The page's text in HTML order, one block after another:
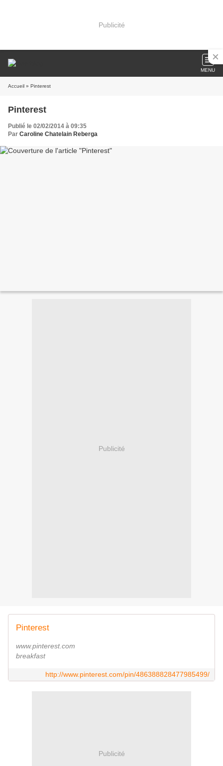
Publicité
MENU
Accueil » Pinterest
Pinterest
Publié le 02/02/2014 à 09:35
Par Caroline Chatelain Reberga
Publicité
Pinterest
www.pinterest.com
breakfast
http://www.pinterest.com/pin/486388828477985499/
Publicité